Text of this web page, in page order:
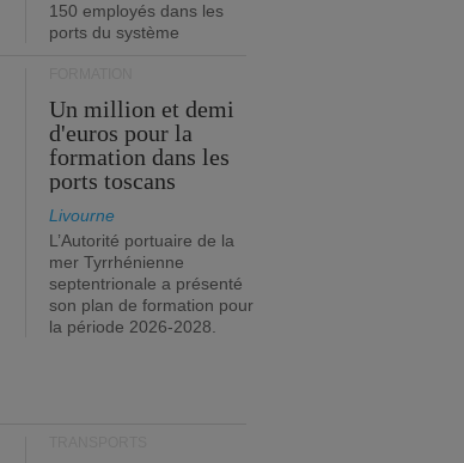
150 employés dans les
ports du système
Un million et demi
d'euros pour la
formation dans les
ports toscans
Livourne
L’Autorité portuaire de la
mer Tyrrhénienne
septentrionale a présenté
son plan de formation pour
la période 2026-2028.